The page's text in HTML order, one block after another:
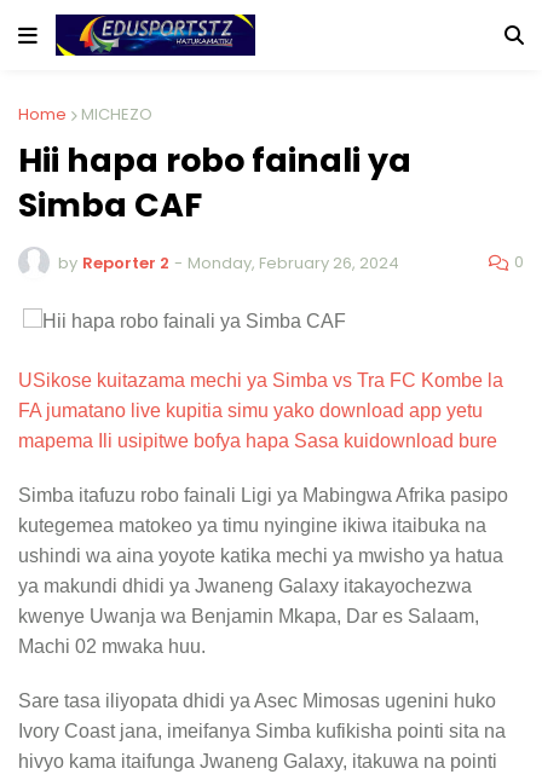
Home MICHEZO
Hii hapa robo fainali ya
Simba CAF
by Reporter 2 - Monday, February 26, 2024 0
USikose kuitazama mechi ya Simba vs Tra FC Kombe la
FA jumatano live kupitia simu yako download app yetu
mapema Ili usipitwe bofya hapa Sasa kuidownload bure
Simba itafuzu robo fainali Ligi ya Mabingwa Afrika pasipo
kutegemea matokeo ya timu nyingine ikiwa itaibuka na
ushindi wa aina yoyote katika mechi ya mwisho ya hatua
ya makundi dhidi ya Jwaneng Galaxy itakayochezwa
kwenye Uwanja wa Benjamin Mkapa, Dar es Salaam,
Machi 02 mwaka huu.
Sare tasa iliyopata dhidi ya Asec Mimosas ugenini huko
Ivory Coast jana, imeifanya Simba kufikisha pointi sita na
hivyo kama itaifunga Jwaneng Galaxy, itakuwa na pointi